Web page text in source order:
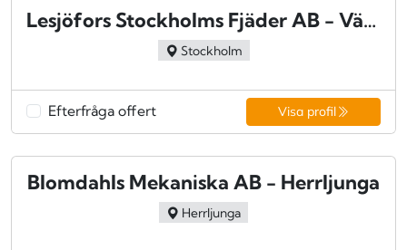
Lesjöfors Stockholms Fjäder AB - Vällingby
Stockholm
Efterfråga offert Visa profil
Blomdahls Mekaniska AB - Herrljunga
Herrljunga